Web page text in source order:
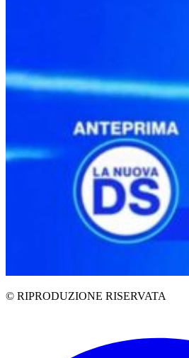
© RIPRODUZIONE RISERVATA